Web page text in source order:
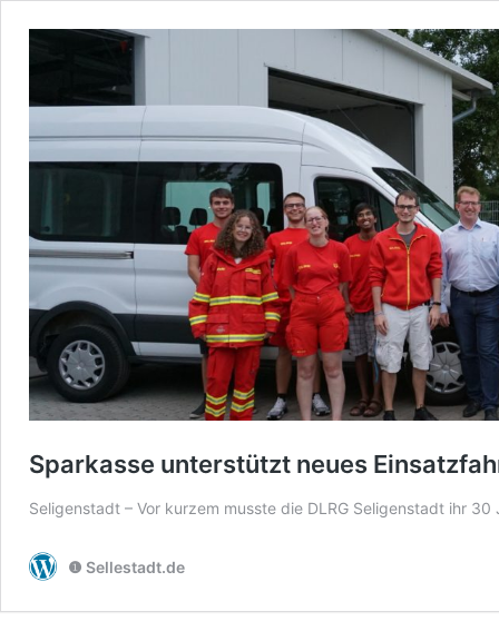
Sparkasse unterstützt neues
Seligenstadt – Vor kurzem musste die DLRG Seligenstadt ihr
❶ Sellestadt.de